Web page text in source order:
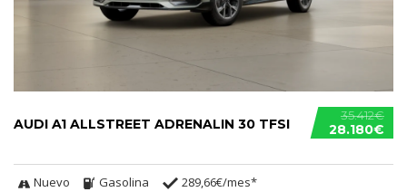
35.412€
28.180€
AUDI A1 ALLSTREET ADRENALIN 30 TFSI
Nuevo Gasolina 289,66€/mes*